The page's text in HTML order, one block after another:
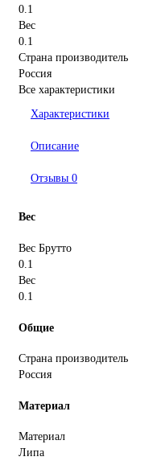
0.1
Вес
0.1
Страна производитель
Россия
Все характеристики
Характеристики
Описание
Отзывы 0
Вес
Вес Брутто
0.1
Вес
0.1
Общие
Страна производитель
Россия
Материал
Материал
Липа